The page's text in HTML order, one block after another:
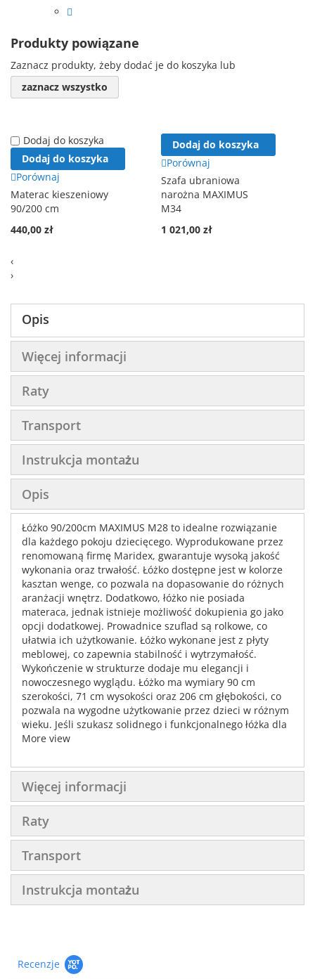
Produkty powiązane
Zaznacz produkty, żeby dodać je do koszyka lub
zaznacz wszystko
Dodaj do koszyka
Dodaj do koszyka
Porównaj
Materac kieszeniowy
90/200 cm
440,00 zł
Dodaj do koszyka
Porównaj
Szafa ubraniowa
narożna MAXIMUS
M34
1 021,00 zł
‹
›
Opis
Więcej informacji
Raty
Transport
Instrukcja montażu
Opis
Łóżko 90/200cm MAXIMUS M28 to idealne rozwiązanie
dla każdego pokoju dziecięcego. Wyprodukowane przez
renomowaną firmę Maridex, gwarantuje wysoką jakość
wykonania oraz trwałość. Łóżko dostępne jest w kolorze
kasztan wenge, co pozwala na dopasowanie do różnych
aranżacji wnętrz. Dodatkowo, łóżko nie posiada
materaca, jednak istnieje możliwość dokupienia go jako
opcji dodatkowej. Prowadnice szuflad są rolkowe, co
ułatwia ich użytkowanie. Łóżko wykonane jest z płyty
meblowej, co zapewnia stabilność i wytrzymałość.
Wykończenie w strukturze dodaje mu elegancji i
nowoczesnego wyglądu. Łóżko ma wymiary 90 cm
szerokości, 71 cm wysokości oraz 206 cm głębokości, co
pozwala na wygodne użytkowanie przez dzieci w różnym
wieku. Jeśli szukasz solidnego i funkcjonalnego łóżka dla
swojego dziecka, to Łóżko 90/200cm MAXIMUS M28 jest
More view
Więcej informacji
Raty
Transport
Instrukcja montażu
Recenzje